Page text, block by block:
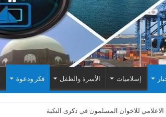
إسلاميات الأسرة والطفل فكر ودعوة
للاخوان المسلمون في ذكرى النكبة